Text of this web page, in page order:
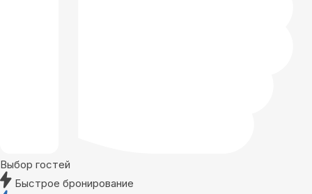
Выбор гостей
Быстрое бронирование